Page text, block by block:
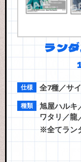
ラン
全7種／サ
旭屋ハルキ
ワタリ／龍
※全てラン